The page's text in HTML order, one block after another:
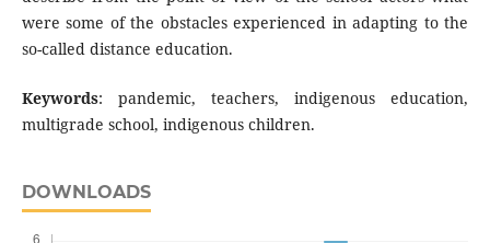
were some of the obstacles experienced in adapting to the
so-called distance education.
Keywords: pandemic, teachers, indigenous education,
multigrade school, indigenous children.
DOWNLOADS